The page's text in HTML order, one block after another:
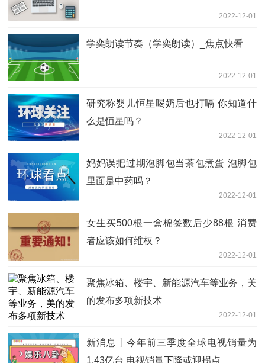
2022-12-01
学奕朗读节奏（学奕朗读）_焦点快看
2022-12-01
研究称婴儿恒星喝奶后也打嗝 你知道什
么是恒星吗？
2022-12-01
妈妈误把过期泡脚包当茶包煮蛋 泡脚包
里面是中药吗？
2022-12-01
女生买500根一盒棉签数后少88根 消费
者应该如何维权？
2022-12-01
聚焦冰箱、楼宇、新能源汽车等业务，美
的发布多项新技术
2022-12-01
新消息丨今年前三季度全球电视销量为
1.43亿台 电视销量下降或迎拐点